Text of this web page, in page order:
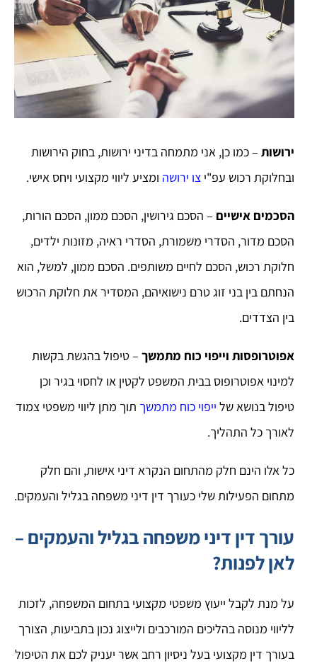
ירושות – כמו כן, אני מתמחה בדיני ירושות, בחוק הירושות
ובחלוקת רכוש עפ"י צו ירושה ומציע ליווי מקצועי ויחס אישי.
הסכמים אישיים – הסכם גירושין, הסכם ממון, הסכם הורות,
הסכם מדור, הסדרי משמורת, הסדרי ראיה, מזונות ילדים,
חלוקת רכוש, הסכם לחיים משותפים. הסכם ממון, למשל, הוא
הנחתם בין בני זוג טרם נישואיהם, המסדיר את חלוקת הרכוש
בין הצדדים.
אפוטרופסות וייפוי כוח מתמשך – טיפול בהגשת בקשות
למינוי אפוטרופוס בבית המשפט לקטין או לחסוי בגיר וכן
טיפול בנושא של ייפוי כוח מתמשך תוך מתן ליווי משפטי צמוד
לאורך כל התהליך.
כל אלו הינם חלק מהתחום הנקרא דיני אישות, והם חלק
מתחום הפעילות שלי כעורך דין דיני משפחה בגליל והעמקים.
עורך דין דיני משפחה בגליל והעמקים –
לאן לפנות?
על מנת לקבל ייעוץ משפטי מקצועי בתחום המשפחה, לזכות
לליווי מנוסה בהליכים המורכבים ולייצוג נכון בתביעות, הצורך
בעורך דין מקצועי בעל ניסיון רחב אשר יעניק לכם את הטיפול